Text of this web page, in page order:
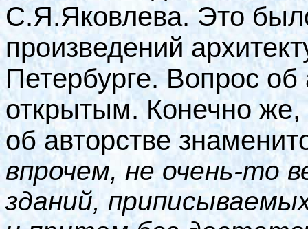
С.Я.Яковлева. Это
произведений
Петербурге. Вопрос об
открытым. Конечно
об авторстве
впрочем, не очень-то
зданий,